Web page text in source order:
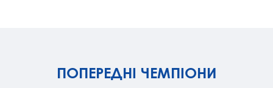
ПОПЕРЕДНІ ЧЕМПІОНИ